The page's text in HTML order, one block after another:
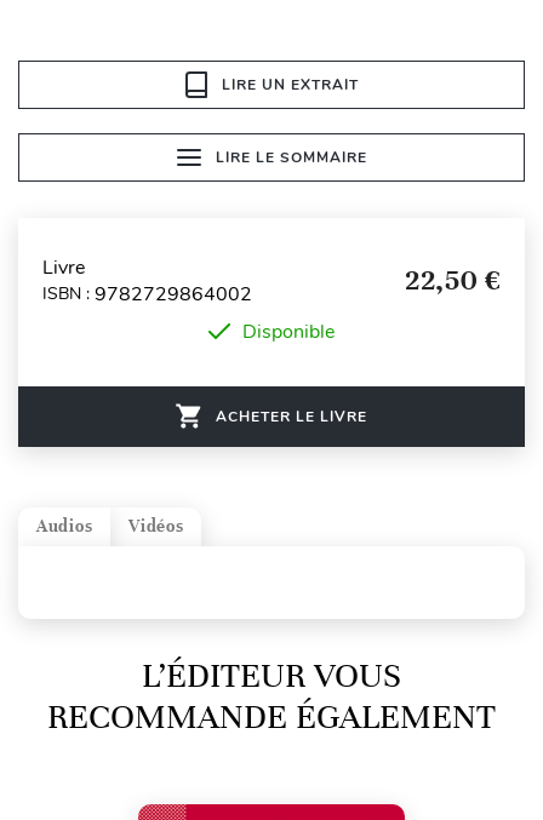
LIRE UN EXTRAIT
LIRE LE SOMMAIRE
Livre
ISBN : 9782729864002 22,50 €
Disponible
ACHETER LE LIVRE
Vidéos
Audios
L’ÉDITEUR VOUS
RECOMMANDE ÉGALEMENT